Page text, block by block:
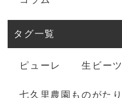
タグ一覧
ピューレ 生ビーツ
七久里農園ものがたり